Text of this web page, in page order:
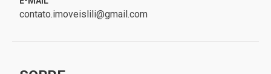
contato.imoveislili@gmail.com